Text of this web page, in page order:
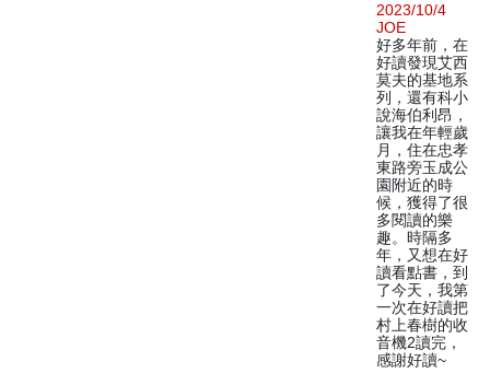
2023/10/4
JOE
好多年前，在
好讀發現艾西
莫夫的基地系
列，還有科小
說海伯利昂，
讓我在年輕歲
月，住在忠孝
東路旁玉成公
園附近的時
候，獲得了很
多閱讀的樂
趣。時隔多
年，又想在好
讀看點書，到
了今天，我第
一次在好讀把
村上春樹的收
音機2讀完，
感謝好讀~